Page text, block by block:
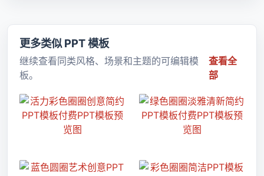
更多类似 PPT 模板
继续查看同类风格、场景和主题的可编辑模
板。
查看全
部